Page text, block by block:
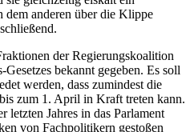
dem anderen über die Klippe
der Regierungskoalition
bekannt gegeben. Es soll
werden, dass zumindest die
zum 1. April in Kraft treten kann.
letzten Jahres in das Parlament
von Fachpolitikern gestoßen